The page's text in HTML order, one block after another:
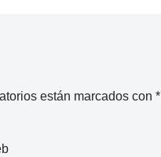
están marcados con *